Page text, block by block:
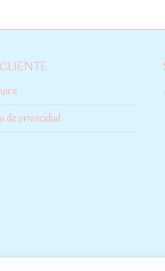
de privacidad